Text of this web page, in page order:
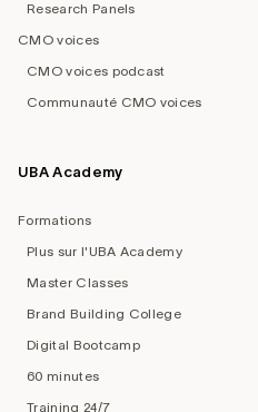
Research Panels
CMO voices
CMO voices podcast
Communauté CMO voices
UBA Academy
Formations
Plus sur l'UBA Academy
Master Classes
Brand Building College
Digital Bootcamp
60 minutes
Training 24/7